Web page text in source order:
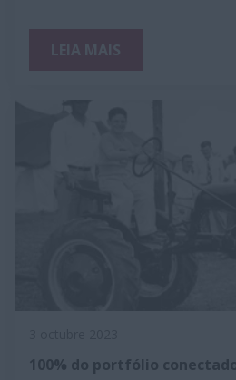
100% do portfólio